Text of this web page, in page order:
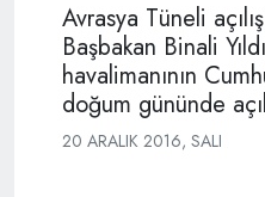
Avrasya Tüneli
Başbakan Binali
havalimanının
doğum gününde
20 ARALIK 2016, SALI